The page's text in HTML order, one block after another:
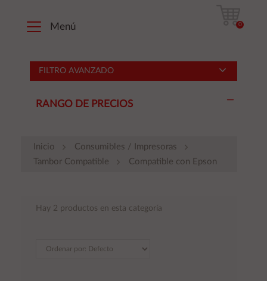
Menú 0
FILTRO AVANZADO
RANGO DE PRECIOS
Inicio
Consumibles / Impresoras
Tambor Compatible
Compatible con Epson
Hay 2 productos en esta categoría